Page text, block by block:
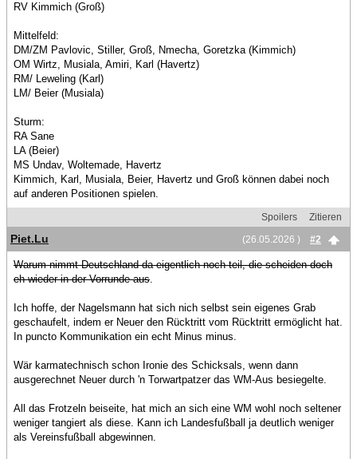
RV Kimmich (Groß)
Mittelfeld:
DM/ZM Pavlovic, Stiller, Groß, Nmecha, Goretzka (Kimmich)
OM Wirtz, Musiala, Amiri, Karl (Havertz)
RM/ Leweling (Karl)
LM/ Beier (Musiala)
Sturm:
RA Sane
LA (Beier)
MS Undav, Woltemade, Havertz
Kimmich, Karl, Musiala, Beier, Havertz und Groß können dabei noch
auf anderen Positionen spielen.
Spoilers
Zitieren
(26.05.2026 )
#2
Piet.Lu
Warum nimmt Deutschland da eigentlich noch teil, die scheiden doch
eh wieder in der Vorrunde aus.
Ich hoffe, der Nagelsmann hat sich nich selbst sein eigenes Grab
geschaufelt, indem er Neuer den Rücktritt vom Rücktritt ermöglicht hat.
In puncto Kommunikation ein echt Minus minus.
Wär karmatechnisch schon Ironie des Schicksals, wenn dann
ausgerechnet Neuer durch 'n Torwartpatzer das WM-Aus besiegelte.
All das Frotzeln beiseite, hat mich an sich eine WM wohl noch seltener
weniger tangiert als diese. Kann ich Landesfußball ja deutlich weniger
als Vereinsfußball abgewinnen.